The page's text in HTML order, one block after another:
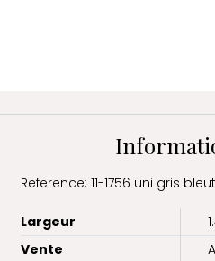
Reference: 11-1756 uni gris
Largeur
Vente